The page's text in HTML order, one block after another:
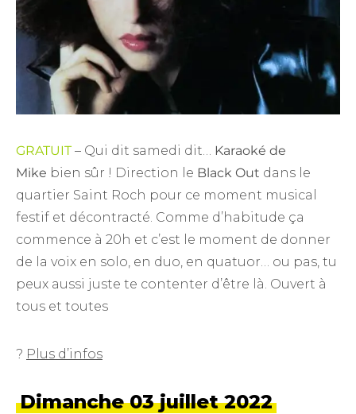
GRATUIT – Qui dit samedi dit… Karaoké de
Mike bien sûr ! Direction le Black Out dans le
quartier Saint Roch pour ce moment musical
festif et décontracté. Comme d’habitude ça
commence à 20h et c’est le moment de donner
de la voix en solo, en duo, en quatuor… ou pas, tu
peux aussi juste te contenter d’être là. Ouvert à
tous et toutes
? Plus d’infos
Dimanche 03 juillet 2022